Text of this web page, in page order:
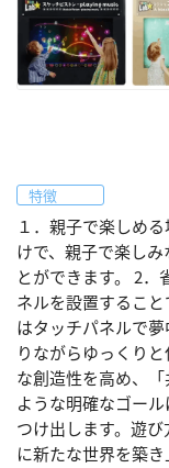
特徴
１．親子で楽しめ
けで、親子で楽し
とができます。 2．
ネルを設置するこ
はタッチパネルで
りながらゆっくり
な創造性を高め、
ような明確なゴー
つけ出します。遊
に新たな世界を築き